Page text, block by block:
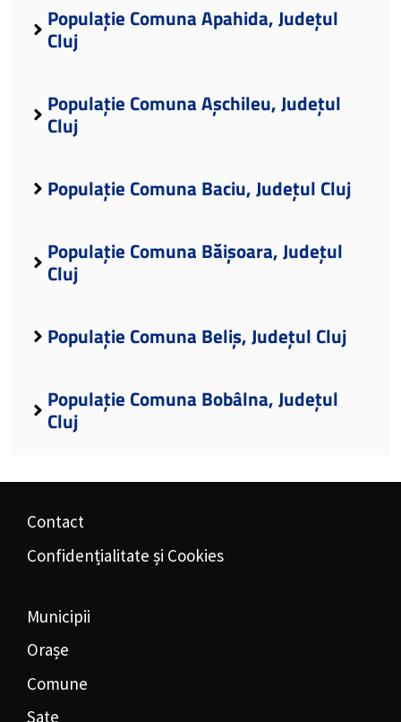
Populație Comuna Apahida, Județul
Cluj
Populație Comuna Așchileu, Județul
Cluj
Populație Comuna Baciu, Județul Cluj
Populație Comuna Băișoara, Județul
Cluj
Populație Comuna Beliș, Județul Cluj
Populație Comuna Bobâlna, Județul
Cluj
Contact
Confidențialitate și Cookies
Municipii
Orașe
Comune
Sate